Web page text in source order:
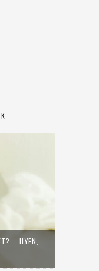
– ILYEN,